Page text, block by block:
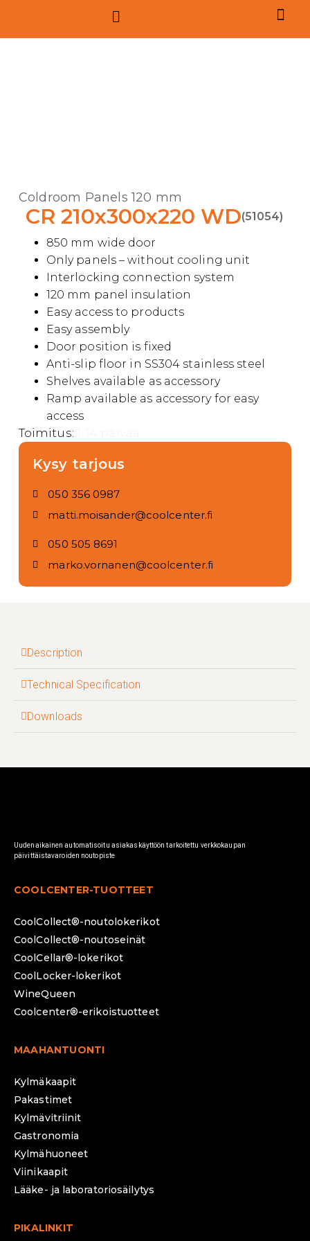
Coldroom Panels 120 mm
CR 210x300x220 WD(51054)
850 mm wide door
Only panels – without cooling unit
Interlocking connection system
120 mm panel insulation
Easy access to products
Easy assembly
Door position is fixed
Anti-slip floor in SS304 stainless steel
Shelves available as accessory
Ramp available as accessory for easy
access
Toimitus:
Kysy tarjous
050 356 0987
matti.moisander@coolcenter.fi
050 505 8691
marko.vornanen@coolcenter.fi
Description
Technical Specification
Downloads
Uudenaikainen automatisoitu asiakaskäyttöön tarkoitettu verkkokaupan
päivittäistavaroiden noutopiste
COOLCENTER-TUOTTEET
CoolCollect®-noutolokerikot
CoolCollect®-noutoseinät
CoolCellar®-lokerikot
CoolLocker-lokerikot
WineQueen
Coolcenter®-erikoistuotteet
MAAHANTUONTI
Kylmäkaapit
Pakastimet
Kylmävitriinit
Gastronomia
Kylmähuoneet
Viinikaapit
Lääke- ja laboratoriosäilytys
PIKALINKIT